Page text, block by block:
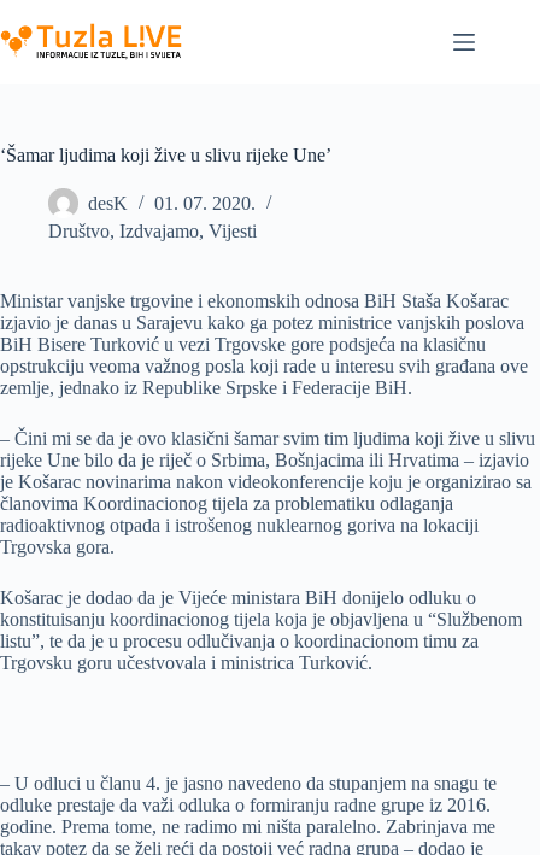
to
content
‘Šamar ljudima koji žive u slivu rijeke Une’
desK
01. 07. 2020.
Društvo, Izdvajamo, Vijesti
Ministar vanjske trgovine i ekonomskih odnosa BiH Staša Košarac
izjavio je danas u Sarajevu kako ga potez ministrice vanjskih poslova
BiH Bisere Turković u vezi Trgovske gore podsjeća na klasičnu
opstrukciju veoma važnog posla koji rade u interesu svih građana ove
zemlje, jednako iz Republike Srpske i Federacije BiH.
– Čini mi se da je ovo klasični šamar svim tim ljudima koji žive u slivu
rijeke Une bilo da je riječ o Srbima, Bošnjacima ili Hrvatima – izjavio
je Košarac novinarima nakon videokonferencije koju je organizirao sa
članovima Koordinacionog tijela za problematiku odlaganja
radioaktivnog otpada i istrošenog nuklearnog goriva na lokaciji
Trgovska gora.
Košarac je dodao da je Vijeće ministara BiH donijelo odluku o
konstituisanju koordinacionog tijela koja je objavljena u “Službenom
listu”, te da je u procesu odlučivanja o koordinacionom timu za
Trgovsku goru učestvovala i ministrica Turković.
– U odluci u članu 4. je jasno navedeno da stupanjem na snagu te
odluke prestaje da važi odluka o formiranju radne grupe iz 2016.
godine. Prema tome, ne radimo mi ništa paralelno. Zabrinjava me
takav potez da se želi reći da postoji već radna grupa – dodao je